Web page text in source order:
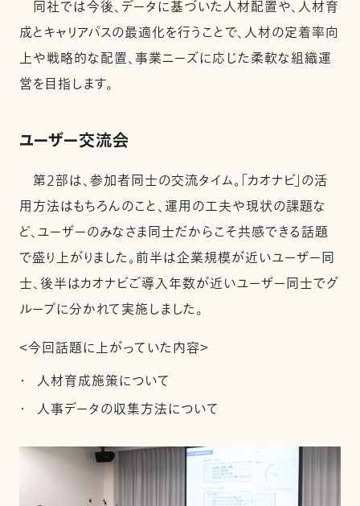
同社では今後、データに基づいた人材配置や、人材育
成とキャリアパスの最適化を行うことで、人材の定着率向
上や戦略的な配置、事業ニーズに応じた柔軟な組織運
営を目指します。
ユーザー交流会
第2部は、参加者同士の交流タイム。「カオナビ」の活
用方法はもちろんのこと、運用の工夫や現状の課題な
ど、ユーザーのみなさま同士だからこそ共感できる話題
で盛り上がりました。前半は企業規模が近いユーザー同
士、後半はカオナビご導入年数が近いユーザー同士でグ
ループに分かれて実施しました。
＜今回話題に上がっていた内容＞
人材育成施策について
人事データの収集方法について